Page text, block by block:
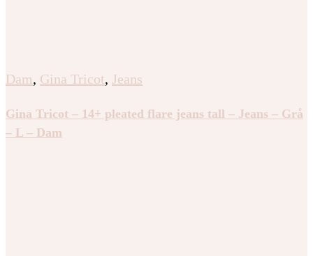
Dam, Gina Tricot, Jeans
Gina Tricot – 14+ pleated flare jeans tall – Jeans – Grå
– L – Dam